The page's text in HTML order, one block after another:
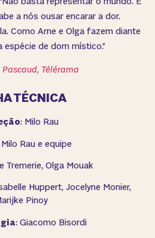
a nós ousar encarar a dor.
Como Arne e Olga fazem diante
espécie de dom místico.”
Télérama
TÉCNICA
: Milo Rau
Milo Rau e equipe
Tremerie, Olga Mouak
Huppert, Jocelyne Monier,
Pinoy
: Giacomo Bisordi